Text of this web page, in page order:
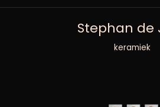
Stephan de
keramiek